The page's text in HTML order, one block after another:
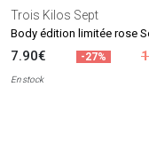
Trois Kilos Sept
7.90€ -27%
En stock